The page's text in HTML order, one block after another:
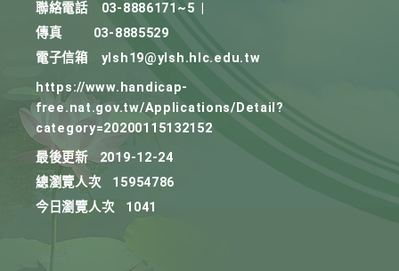
聯絡電話
03-8886171~5
傳真
03-8885529
電子信箱
ylsh19@ylsh.hlc.edu.tw
https://www.handicap-
free.nat.gov.tw/Applications/Detail?
category=20200115132152
最後更新
2019-12-24
總瀏覽人次
15954786
今日瀏覽人次
1041